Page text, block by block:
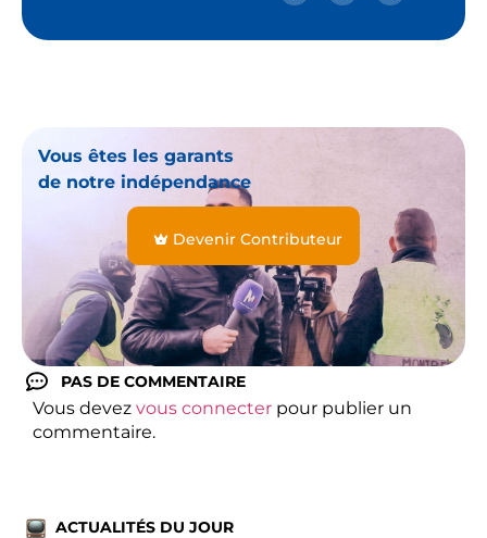
Vous êtes les garants
de notre indépendance
Devenir Contributeur
PAS DE COMMENTAIRE
Vous devez vous connecter pour publier un
commentaire.
ACTUALITÉS DU JOUR